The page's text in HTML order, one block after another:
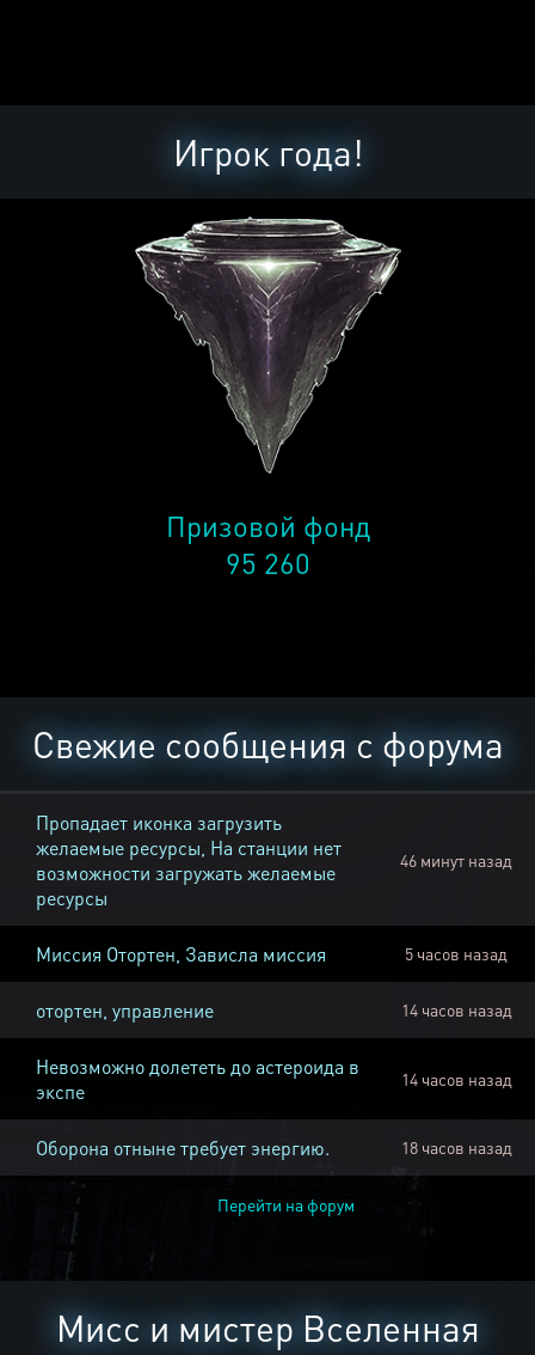
Игрок года!
Призовой фонд
95 260
Свежие сообщения с форума
Пропадает иконка загрузить
желаемые ресурсы, На станции нет
возможности загружать желаемые
ресурсы
46 минут назад
Миссия Отортен, Зависла миссия 5 часов назад
отортен, управление 14 часов назад
Невозможно долететь до астероида в
экспе
14 часов назад
Оборона отныне требует энергию. 18 часов назад
Перейти на форум
Мисс и мистер Вселенная